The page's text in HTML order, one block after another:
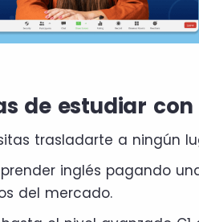
de estudiar
trasladarte a ningún
inglés pagando
del mercado.